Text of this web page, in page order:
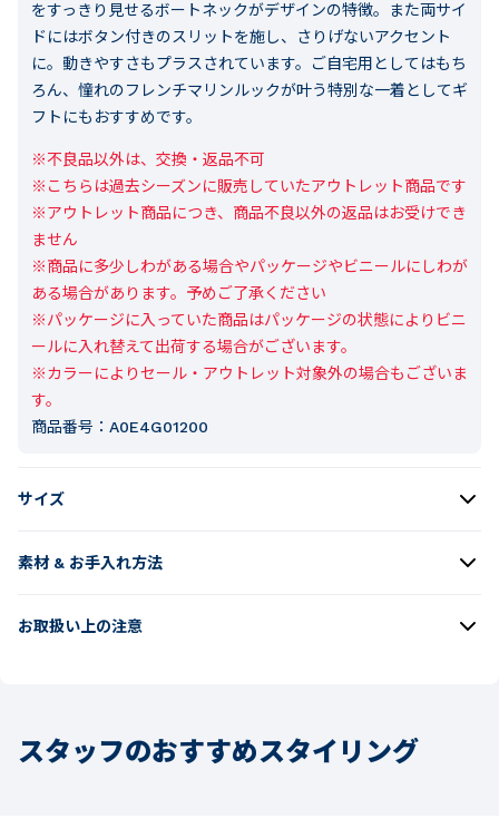
をすっきり見せるボートネックがデザインの特徴。また両サイ
ドにはボタン付きのスリットを施し、さりげないアクセント
に。動きやすさもプラスされています。ご自宅用としてはもち
ろん、憧れのフレンチマリンルックが叶う特別な一着としてギ
フトにもおすすめです。
※不良品以外は、交換・返品不可
※こちらは過去シーズンに販売していたアウトレット商品です
※アウトレット商品につき、商品不良以外の返品はお受けでき
ません
※商品に多少しわがある場合やパッケージやビニールにしわが
ある場合があります。予めご了承ください
※パッケージに入っていた商品はパッケージの状態によりビニ
ールに入れ替えて出荷する場合がございます。
※カラーによりセール・アウトレット対象外の場合もございま
す。
商品番号： A0E4G01200
サイズ
素材 & お手入れ方法
お取扱い上の注意
スタッフのおすすめスタイリング